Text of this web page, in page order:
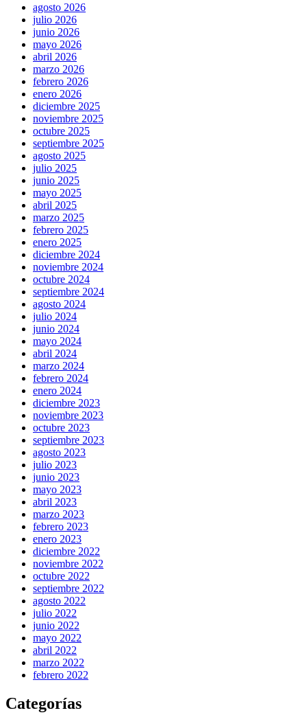
agosto 2026
julio 2026
junio 2026
mayo 2026
abril 2026
marzo 2026
febrero 2026
enero 2026
diciembre 2025
noviembre 2025
octubre 2025
septiembre 2025
agosto 2025
julio 2025
junio 2025
mayo 2025
abril 2025
marzo 2025
febrero 2025
enero 2025
diciembre 2024
noviembre 2024
octubre 2024
septiembre 2024
agosto 2024
julio 2024
junio 2024
mayo 2024
abril 2024
marzo 2024
febrero 2024
enero 2024
diciembre 2023
noviembre 2023
octubre 2023
septiembre 2023
agosto 2023
julio 2023
junio 2023
mayo 2023
abril 2023
marzo 2023
febrero 2023
enero 2023
diciembre 2022
noviembre 2022
octubre 2022
septiembre 2022
agosto 2022
julio 2022
junio 2022
mayo 2022
abril 2022
marzo 2022
febrero 2022
Categorías